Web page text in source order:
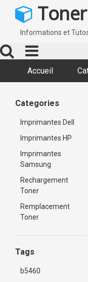
Informations et
Accueil
Categories
Imprimantes Dell
Imprimantes HP
Imprimantes
Samsung
Rechargement
Toner
Remplacement
Toner
Tags
b5460